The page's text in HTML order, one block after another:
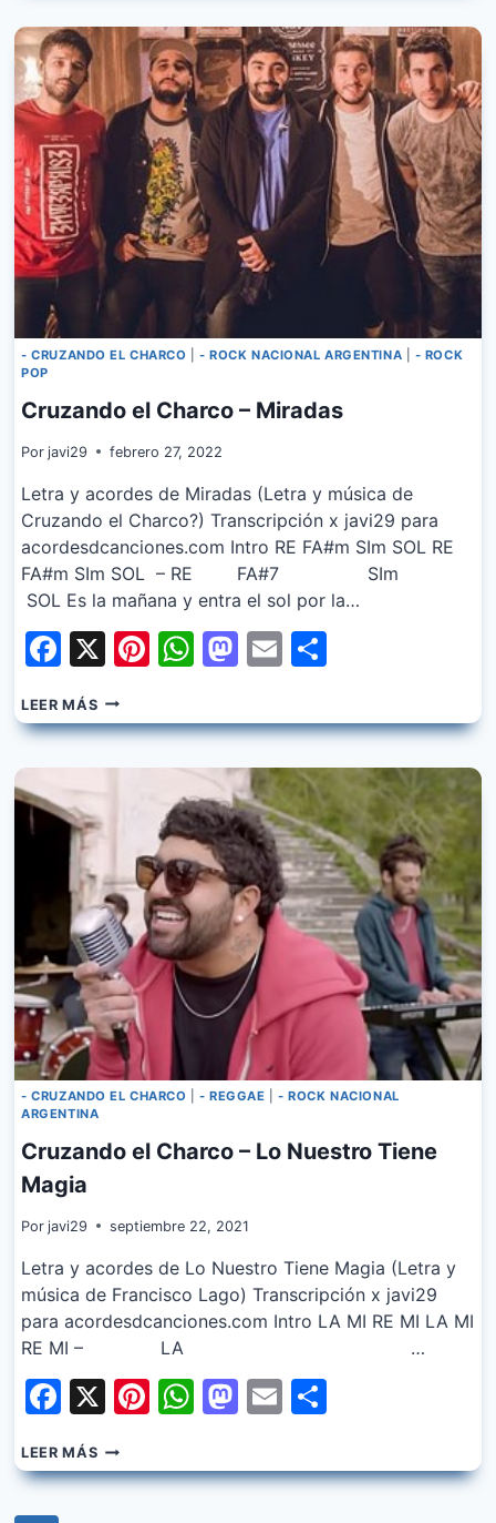
COTI
TRATO
- CRUZANDO EL CHARCO |- ROCK NACIONAL ARGENTINA
- ROCK
POP
Cruzando el Charco – Miradas
Por javi29 febrero 27, 2022
Letra y acordes de Miradas (Letra y música de
Cruzando el Charco?) Transcripción x javi29 para
acordesdcanciones.com Intro RE FA#m SIm SOL RE
FA#m SIm SOL – RE FA#7 SIm
SOL Es la mañana y entra el sol por la…
Facebook
X Pinterest
WhatsApp
Mastodon
Email
LEER MÁSCRUZANDO
EL
CHARCO
- CRUZANDO EL CHARCO |- REGGAE |- ROCK NACIONAL
ARGENTINA
Cruzando el Charco – Lo Nuestro Tiene
Magia
Por javi29 septiembre 22, 2021
Letra y acordes de Lo Nuestro Tiene Magia (Letra y
música de Francisco Lago) Transcripción x javi29
para acordesdcanciones.com Intro LA MI RE MI LA MI
RE MI – LA …
Facebook
X Pinterest
WhatsApp
Mastodon
Email
LEER MÁSCRUZANDO
EL
CHARCO